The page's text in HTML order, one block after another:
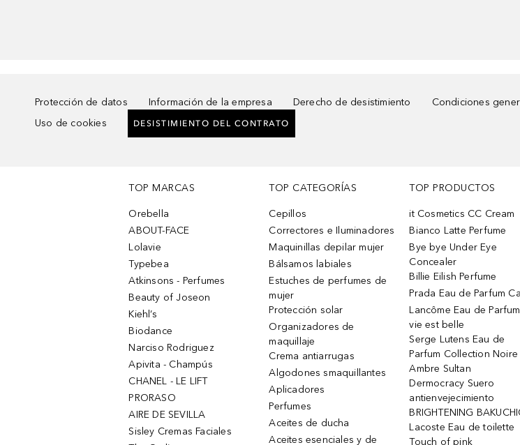
Protección de datos Información de la empresa Derecho de desistimiento
Condiciones
Uso de cookies
DESISTIMIENTO DEL CONTRATO
TOP MARCAS
Orebella
ABOUT-FACE
Lolavie
Typebea
Atkinsons - Perfumes
Beauty of Joseon
Kiehl’s
Biodance
Narciso Rodriguez
Apivita - Champús
CHANEL - LE LIFT
PRORASO
AIRE DE SEVILLA
Sisley Cremas Faciales
TOP CATEGORÍAS
Cepillos
Correctores e Iluminadores
Maquinillas depilar mujer
Bálsamos labiales
Estuches de perfumes de
mujer
Protección solar
Organizadores de
maquillaje
Crema antiarrugas
Algodones smaquillantes
Aplicadores
Perfumes
Aceites de ducha
Aceites esenciales y de
TOP PRODUCTOS
it Cosmetics CC Cream
Bianco Latte Perfume
Bye bye Under Eye
Concealer
Billie Eilish Perfume
Prada Eau de Parfum
Lancôme Eau de
vie est belle
Serge Lutens Eau de
Parfum Collection Noire
Ambre Sultan
Dermocracy Suero
antienvejecimiento
BRIGHTENING
Lacoste Eau de toilette
Touch of pink